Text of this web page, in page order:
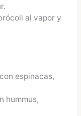
al vapor y
espinacas,
hummus,